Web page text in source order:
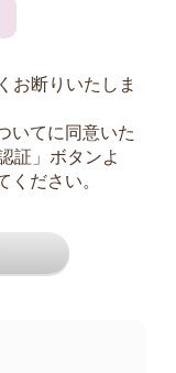
お断りいたしま
いてに同意いた
証」ボタンよ
ださい。